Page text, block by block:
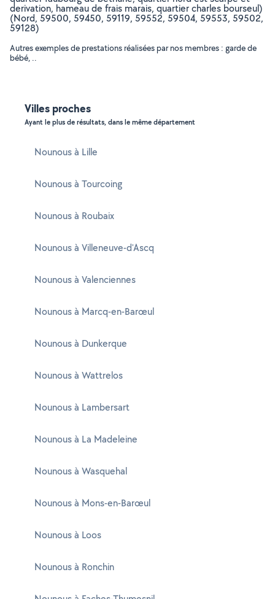
derivation, hameau de frais marais, quartier charles bourseul)
(Nord, 59500, 59450, 59119, 59552, 59504, 59553, 59502,
59128)
Autres exemples de prestations réalisées par nos membres : garde de
bébé, ..
Villes proches
Ayant le plus de résultats, dans le même département
Nounous à Lille
Nounous à Tourcoing
Nounous à Roubaix
Nounous à Villeneuve-d'Ascq
Nounous à Valenciennes
Nounous à Marcq-en-Barœul
Nounous à Dunkerque
Nounous à Wattrelos
Nounous à Lambersart
Nounous à La Madeleine
Nounous à Wasquehal
Nounous à Mons-en-Barœul
Nounous à Loos
Nounous à Ronchin